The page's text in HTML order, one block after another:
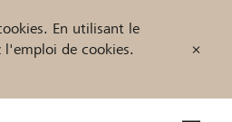
En utilisant le
l'emploi de cookies.